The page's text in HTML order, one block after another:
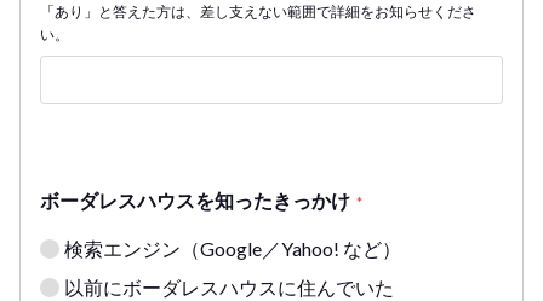
「あり」と答えた方は、差し支えない範囲で詳細をお知らせくださ
い。
ボーダレスハウスを知ったきっかけ *
検索エンジン（Google／Yahoo! など）
以前にボーダレスハウスに住んでいた